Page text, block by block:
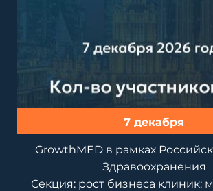
7 декабря
GrowthMED в рамках
Здравоохранения
Секция: рост бизнеса клиник: